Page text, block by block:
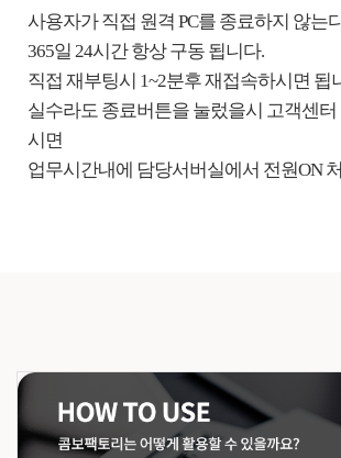
사용자가 직접 원격 PC를 종료하지 않는
365일 24시간 항상 구동 됩니다.
직접 재부팅시 1~2분후 재접속하시면 됩
실수라도 종료버튼을 눌렀을시 고객센
시면
업무시간내에 담당서버실에서 전원ON